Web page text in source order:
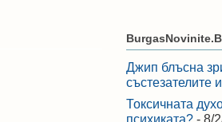
Джип блъсна
състезателите
Токсичната